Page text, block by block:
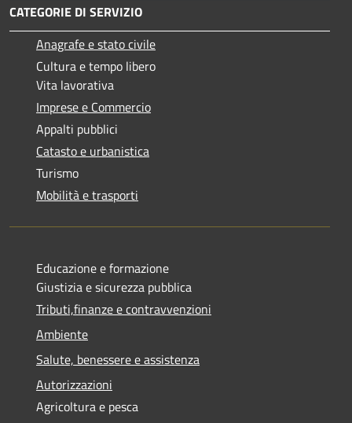
CATEGORIE DI SERVIZIO
Anagrafe e stato civile
Cultura e tempo libero
Vita lavorativa
Imprese e Commercio
Appalti pubblici
Catasto e urbanistica
Turismo
Mobilità e trasporti
Educazione e formazione
Giustizia e sicurezza pubblica
Tributi,finanze e contravvenzioni
Ambiente
Salute, benessere e assistenza
Autorizzazioni
Agricoltura e pesca